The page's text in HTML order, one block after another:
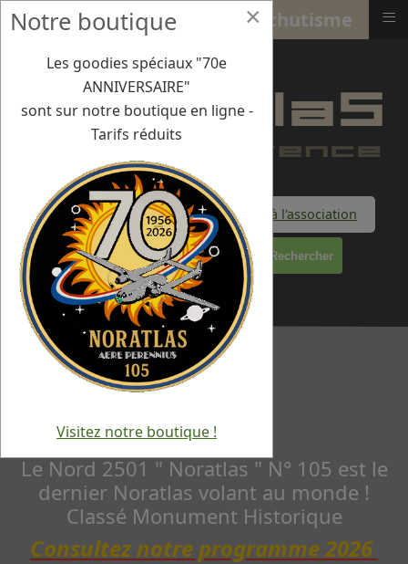
Faire un don à l'association
Rechercher
Le Nord 2501 " Noratlas " N° 105 est le
dernier Noratlas volant au monde !
Classé Monument Historique
Consultez notre programme 2026
×
Notre boutique
Les goodies spéciaux "70e
ANNIVERSAIRE"
sont sur notre boutique en ligne -
Tarifs réduits
Visitez notre boutique !
Para Le Havre : Abeille Parachutisme ≡